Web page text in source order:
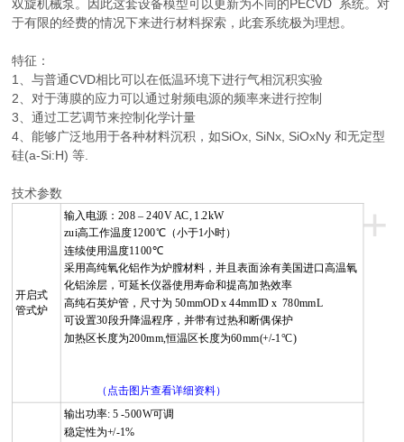
双旋机械泵。因此这套设备模型可以更新为不同的PECVD 系统。对
于有限的经费的情况下来进行材料探索，此套系统极为理想。
特征：
1、与普通CVD相比可以在低温环境下进行气相沉积实验
2、对于薄膜的应力可以通过射频电源的频率来进行控制
3、通过工艺调节来控制化学计量
4、能够广泛地用于各种材料沉积，如SiOx, SiNx, SiOxNy 和无定型
硅(a-Si:H) 等.
技术参数
+
开启式
管式炉
输入电源：208 – 240V AC, 1.2kW
zui高工作温度1200℃（小于1小时）
连续使用温度1100℃
采用高纯氧化铝作为炉膛材料，并且表面涂有美国进口高温氧
化铝涂层，可延长仪器使用寿命和提高加热效率
高纯石英炉管，尺寸为 50mmOD x44mmID x780mmL
可设置30段升降温程序，并带有过热和断偶保护
加热区长度为200mm,恒温区长度为60mm(+/-1°C)
（点击图片查看详细资料）
输出功率: 5 -500W可调
稳定性为+/-1%